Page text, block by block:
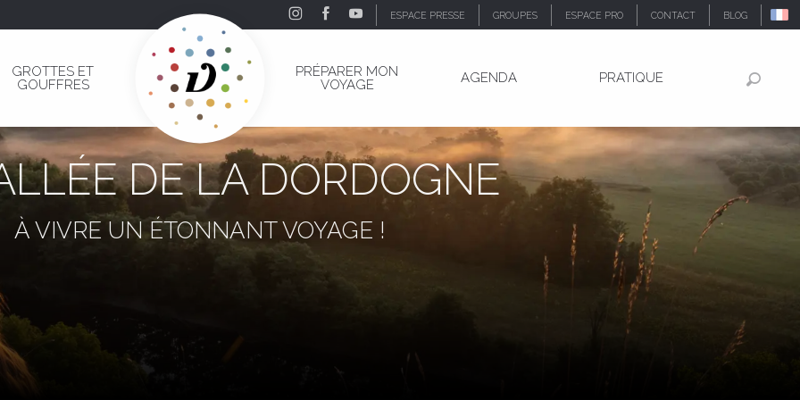
ESPACE PRESSE GROUPES ESPACE PRO CONTACT BLOG
GROTTES ET
GOUFFRES
PRÉPARER MON
VOYAGE
AGENDA PRATIQUE
DE LA DORDOGNE
À VIVRE UN ÉTONNANT VOYAGE !